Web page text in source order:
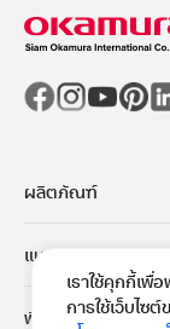
เราใช้คุกกี้เ
การใช้เว็บไซ
ผลิตภัณฑ์
แนวทาง
พื้นที่